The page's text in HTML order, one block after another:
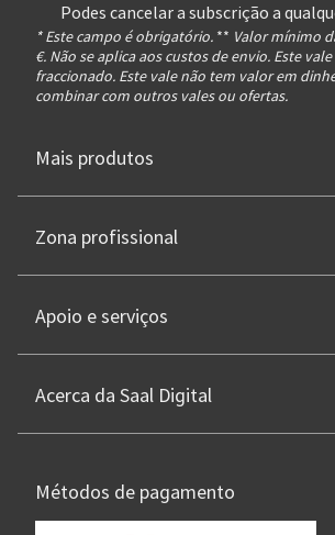
Podes cancelar a subscrição a
* Este campo é obrigatório. ** Valor mínimo
€. Não se aplica aos custos de envio. Este
fraccionado. Este vale não tem valor em
combinar com outros vales ou ofertas.
Mais produtos
Zona profissional
Apoio e serviços
Acerca da Saal Digital
Métodos de pagamento